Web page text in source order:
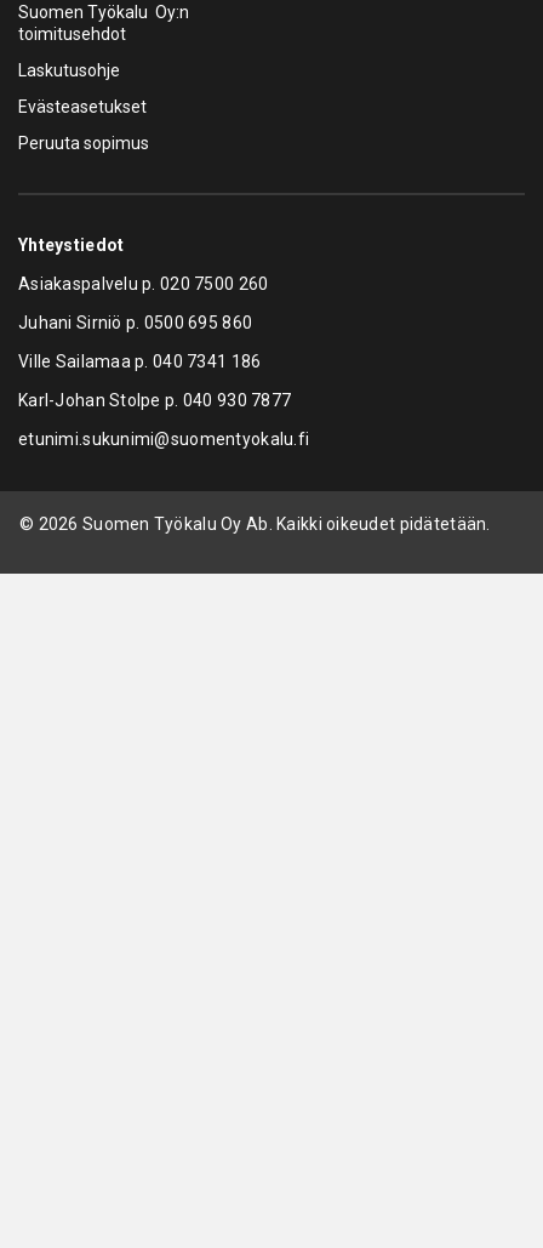
Suomen Työkalu Oy:n
toimitusehdot
Laskutusohje
Evästeasetukset
Peruuta sopimus
Yhteystiedot
Asiakaspalvelu p.020 7500 260
Juhani Sirniö p. 0500 695 860
Ville Sailamaa p.040 7341 186
Karl-Johan Stolpe p. 040 930 7877
etunimi.sukunimi@suomentyokalu.fi
© 2026 Suomen Työkalu Oy Ab. Kaikki oikeudet pidätetään.